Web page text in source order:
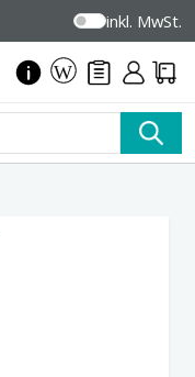
inkl. MwSt.